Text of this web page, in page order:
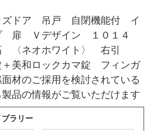
ズドア 吊戸 自閉機能付 イ
扉 Ｖデザイン １０１４
〈ネオホワイト〉 右引
＋美和ロックカマ錠 フィンガ
材のご採用を検討されている
品の情報がご覧いただけます
ラリー